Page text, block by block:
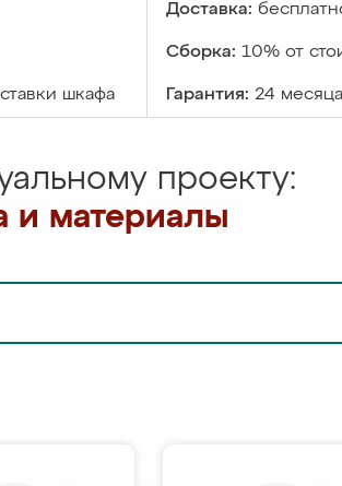
Доставка:
Сборка: 10% от
шкафа Гарантия: 24 месяца
проекту:
и материалы